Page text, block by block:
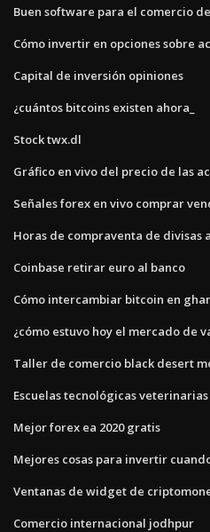
Buen software para el comercio
Cómo invertir en opciones sobre
Capital de inversión opiniones
¿cuántos bitcoins existen ahora_
Stock twx.dl
Gráfico en vivo del precio de las
Señales forex en vivo comprar
Horas de compraventa de divisas
Coinbase retirar euro al banco
Cómo intercambiar bitcoin en
¿cómo estuvo hoy el mercado de
Taller de comercio black desert
Escuelas tecnológicas
Mejor forex ea 2020 gratis
Mejores cosas para invertir
Ventanas de widget de
Comercio internacional jodhpur